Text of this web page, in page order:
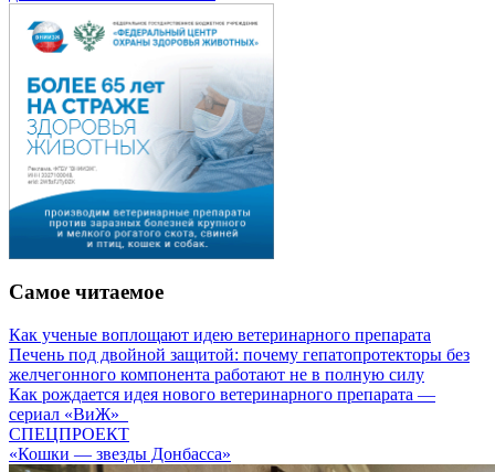
Самое читаемое
Как ученые воплощают идею ветеринарного препарата
Печень под двойной защитой: почему гепатопротекторы без
желчегонного компонента работают не в полную силу
Как рождается идея нового ветеринарного препарата —
сериал «ВиЖ»
СПЕЦПРОЕКТ
«Кошки — звезды Донбасса»